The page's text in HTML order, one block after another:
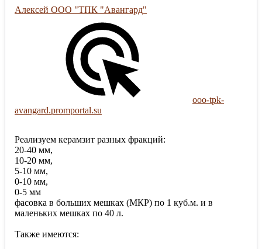
Алексей ООО "ТПК "Авангард"
ooo-tpk-
avangard.promportal.su
Реализуем керамзит разных фракций:
20-40 мм,
10-20 мм,
5-10 мм,
0-10 мм,
0-5 мм
фасовка в больших мешках (МКР) по 1 куб.м. и в
маленьких мешках по 40 л.
Также имеются: